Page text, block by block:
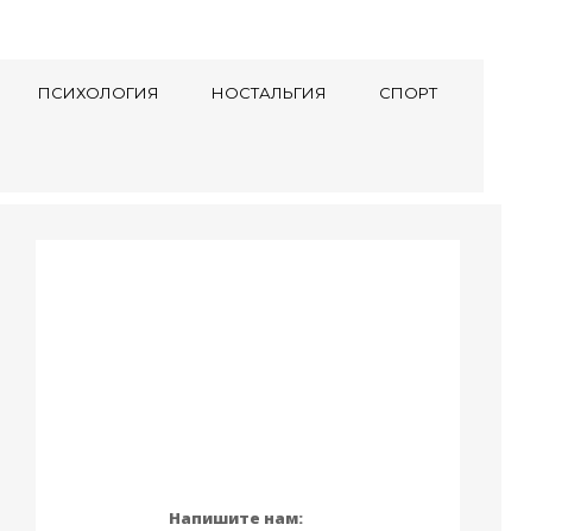
ПСИХОЛОГИЯ НОСТАЛЬГИЯ СПОРТ
Напишите нам: